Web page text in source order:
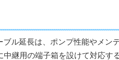
ブル延長は、ポンプ性能やメン
中継用の端子箱を設けて対応す